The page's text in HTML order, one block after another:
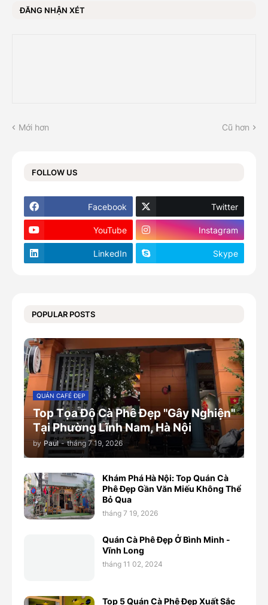
ĐĂNG NHẬN XÉT
Mới hơn Cũ hơn
FOLLOW US
Facebook Twitter
YouTube Instagram
LinkedIn Skype
POPULAR POSTS
QUÁN CAFÉ ĐẸP
Top Tọa Độ Cà Phê Đẹp "Gây Nghiện"
Tại Phường Lĩnh Nam, Hà Nội
by Paul - tháng 7 19, 2026
Khám Phá Hà Nội: Top Quán Cà
Phê Đẹp Gần Văn Miếu Không Thể
Bỏ Qua
tháng 7 19, 2026
Quán Cà Phê Đẹp Ở Bình Minh -
Vĩnh Long
tháng 11 02, 2024
Top 5 Quán Cà Phê Đẹp Xuất Sắc